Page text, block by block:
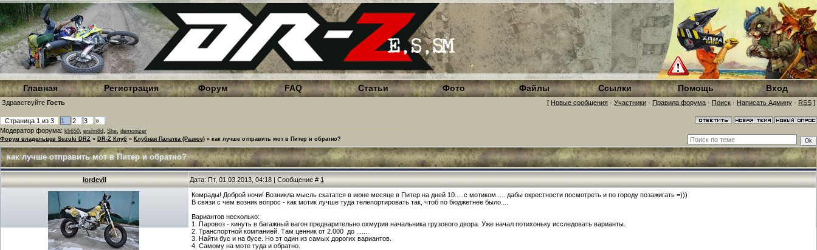
Главная Регистрация Форум FAQ Статьи Фото Файлы Ссылки Помощь Вход
Здравствуйте Гость [ Новые сообщения · Участники · Правила форума · Поиск · Написать Админу · RSS ]
Страница 1 из 3 1 2 3
»
Модератор форума: klr650 ershn8d She demonizer
Форум владельцев Suzuki DRZ » DR-Z Клуб » Клубная Палатка (Разное) » как лучше отправить мот в Питер и обратно?
как лучше отправить мот в Питер и обратно?
lordevil Дата: Пт, 01.03.2013, 04:18 | Сообщение # 1
Комрады! Доброй ночи! Возникла мысль скататся в июне месяце в Питер на дней 10.....с мотиком..... дабы окрестности посмотреть и по городу позажигать =)))
В связи с чем возник вопрос - как мотик лучше туда телепортировать так, чтоб по бюджетнее было....
Вариантов несколько:
1. Паровоз - кинуть в багажный вагон предварительно охмурив начальника грузового двора. Уже начал потихоньку исследовать варианты.
2. Транспортной компанией. Там ценник от 2.000 до .......
3. Найти бус и на бусе. Но эт один из самых дорогих вариантов.
4. Самому на моте туда и обратно.